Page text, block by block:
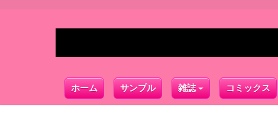
ホーム サンプル 雑誌 コミックス